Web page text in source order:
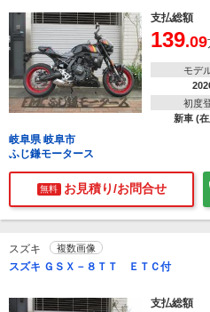
支払総額
139.09
モデ
初度
新車 (
岐阜県 岐阜市
ふじ鎌モータース
無料 お見積り/お問合せ
スズキ 複数画像
スズキ ＧＳＸ－８ＴＴ ＥＴＣ付
支払総額